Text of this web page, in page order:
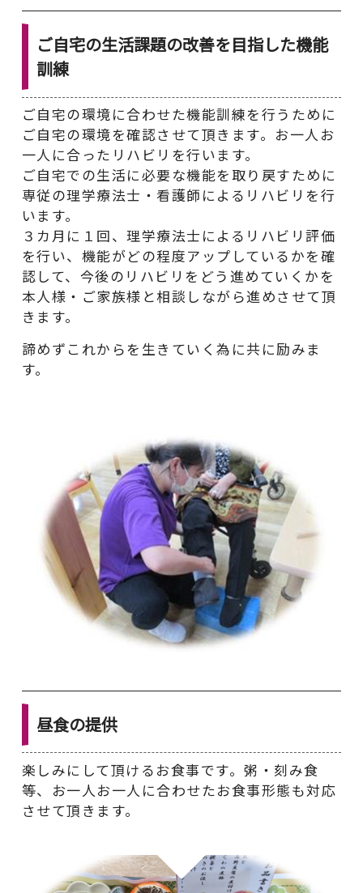
ご自宅の生活課題の改善を目指した機能
訓練
ご自宅の環境に合わせた機能訓練を行うために
ご自宅の環境を確認させて頂きます。お一人お
一人に合ったリハビリを行います。
ご自宅での生活に必要な機能を取り戻すために
専従の理学療法士・看護師によるリハビリを行
います。
３カ月に１回、理学療法士によるリハビリ評価
を行い、機能がどの程度アップしているかを確
認して、今後のリハビリをどう進めていくかを
本人様・ご家族様と相談しながら進めさせて頂
きます。
諦めずこれからを生きていく為に共に励みま
す。
昼食の提供
楽しみにして頂けるお食事です。粥・刻み食
等、お一人お一人に合わせたお食事形態も対応
させて頂きます。